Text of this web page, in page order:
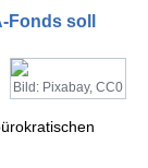
soll
Bild: Pixabay, CC0